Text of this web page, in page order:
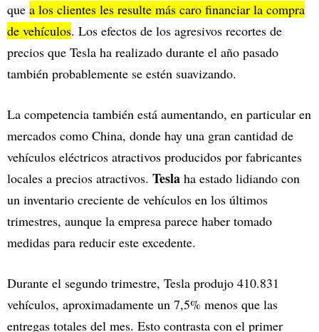
que a los clientes les resulte más caro financiar la compra
de vehículos. Los efectos de los agresivos recortes de
precios que Tesla ha realizado durante el año pasado
también probablemente se estén suavizando.
La competencia también está aumentando, en particular en
mercados como China, donde hay una gran cantidad de
vehículos eléctricos atractivos producidos por fabricantes
locales a precios atractivos. Tesla ha estado lidiando con
un inventario creciente de vehículos en los últimos
trimestres, aunque la empresa parece haber tomado
medidas para reducir este excedente.
Durante el segundo trimestre, Tesla produjo 410.831
vehículos, aproximadamente un 7,5% menos que las
entregas totales del mes. Esto contrasta con el primer